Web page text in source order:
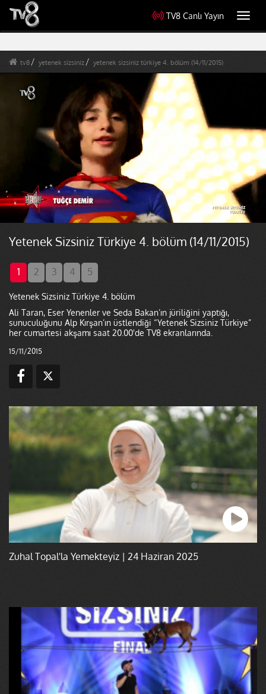
TV8 Canlı Yayın
tv8 yetenek sizsiniz yetenek sizsiniz türkiye 4. bölüm (14/11/2015)
Yetenek Sizsiniz Türkiye 4. bölüm (14/11/2015)
1 2 3 4 5
Yetenek Sizsiniz Türkiye 4. bölüm
Ali Taran, Eser Yenenler ve Seda Bakan’ın jüriliğini yaptığı,
sunuculuğunu Alp Kırşan’ın üstlendiği “Yetenek Sizsiniz Türkiye”
her cumartesi akşamı saat 20.00'de TV8 ekranlarında.
15/11/2015
Zuhal Topal'la Yemekteyiz | 24 Haziran 2025